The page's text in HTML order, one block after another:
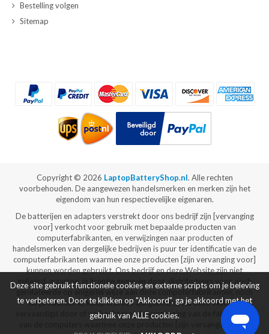
Bestelling volgen
Sitemap
Copyright © 2026 LaptopBatteryShop.nl. Alle rechten
voorbehouden. De aangewezen handelsmerken en merken zijn het
eigendom van hun respectievelijke eigenaren.
De batterijen en adapters verstrekt door ons bedrijf zijn [vervanging
voor] verkocht voor gebruik met bepaalde producten van
computerfabrikanten, en verwijzingen naar producten of
handelsmerken van dergelijke bedrijven is puur ter identificatie van de
computerfabrikanten waarmee onze producten [zijn vervanging voor]
kunnen worden gebruikt. Ons bedrijf en deze Website zijn niet
gelieerd, waartoe, in licentie gegeven door, distributeurs voor, noch
gerelateerde op enigerlei wijze aan deze computerfabrikanten, noch
de producten te koop worden aangeboden via onze Website
vervaardigd door of verkocht met de vergunning van de fabrikanten
van de computers waarmee onze producten [zijn vervanging voor]
Deze site gebruikt functionele cookies en externe scripts om je beleving
te verbeteren. Door te klikken op "Akkoord", ga je akkoord met het
gebruik van ALLE cookies.